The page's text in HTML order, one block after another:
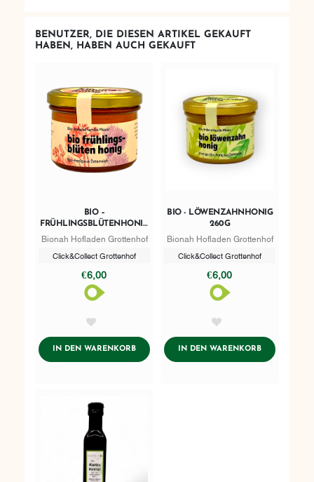
BENUTZER, DIE DIESEN ARTIKEL GEKAUFT
HABEN, HABEN AUCH GEKAUFT
BIO –
FRÜHLINGSBLÜTENHONIG
260G
Bionah Hofladen Grottenhof
Click&Collect Grottenhof
€6,00
IN DEN WARENKORBADDTOCART
BIO - LÖWENZAHNHONIG
260G
Bionah Hofladen Grottenhof
Click&Collect Grottenhof
€6,00
IN DEN WARENKORBADDTOCART